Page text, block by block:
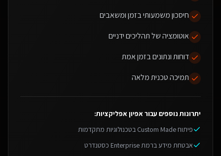
חיסכון משמעותי בזמן ומשאבים
אוטומציה של תהליכים ידניים
דוחות ונתונים בזמן אמת
תמיכה טכנית מלאה
יתרונות נוספים עבור אפיון אפליקציות:
פיתוח Custom Made בטכנולוגיות מתקדמות
אבטחת מידע ברמת Enterprise כסטנדרט